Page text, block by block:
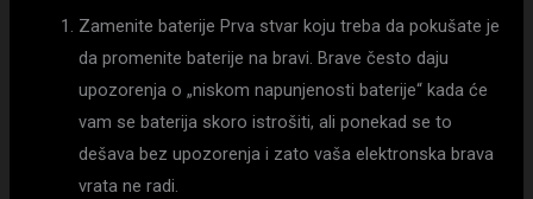
Zamenite baterije Prva stvar koju treba da pokušate je
da promenite baterije na bravi. Brave često daju
upozorenja o „niskom napunjenosti baterije“ kada će
vam se baterija skoro istrošiti, ali ponekad se to
dešava bez upozorenja i zato vaša elektronska brava
vrata ne radi.